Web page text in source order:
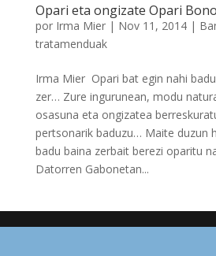
Opari eta ongizate Opari
por Irma Mier| Nov 11, 2014|
tratamenduak​
Irma Mier Opari bat egin nahi
zer… Zure ingurunean, modu
osasuna eta ongizatea
pertsonarik baduzu… Maite duzun
badu baina zerbait berezi oparitu
Datorren Gabonetan...